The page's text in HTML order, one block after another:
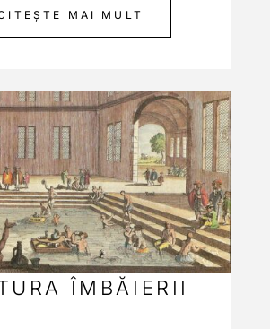
MAI MULT
ÎMBĂIERII